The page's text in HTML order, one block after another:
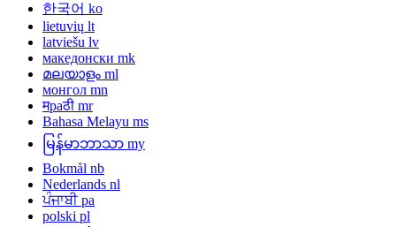
한국어 ko
lietuvių lt
latviešu lv
македонски mk
മലയാളം ml
монгол mn
मраठी mr
Bahasa Melayu ms
မြန်မာဘာသာ my
Bokmål nb
Nederlands nl
ਪੰਜਾਬੀ pa
polski pl